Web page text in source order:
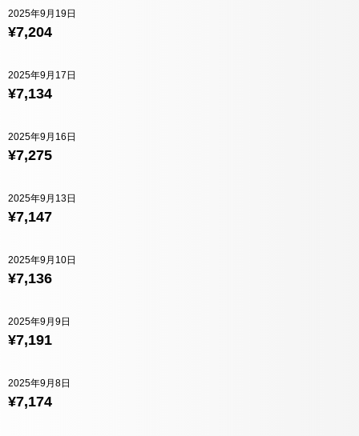
¥7,204
2025年9月19日
¥7,134
2025年9月17日
¥7,275
2025年9月16日
¥7,147
2025年9月13日
¥7,136
2025年9月10日
¥7,191
2025年9月9日
¥7,174
2025年9月8日